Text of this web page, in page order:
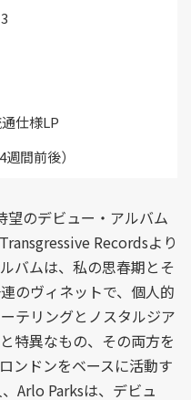
仕様LP
間前後）
望のデビュー・アルバム
Recordsより
バムは、私の思春期とそ
のヴィネットで、個人的
テリングとノスタルジア
特異なもの、その両方を
ンドンをベースに活動す
Arlo Parksは、デビュ